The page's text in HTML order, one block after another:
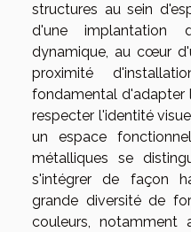
structures au sein
d'une implantation
dynamique, au cœur
proximité
fondamental d'adapter
respecter l'identité
un espace
métalliques se
s'intégrer de façon
grande diversité de
couleurs, notamment